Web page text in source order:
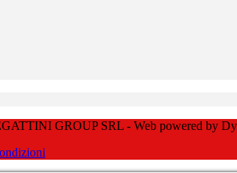
GROUP SRL - Web powered by